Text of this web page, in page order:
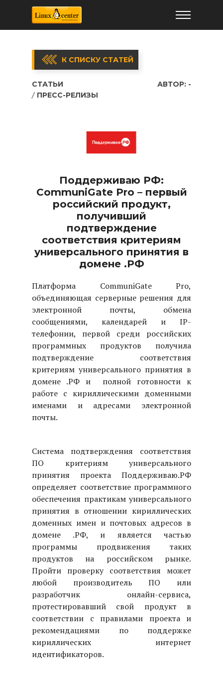
К СПИСКУ СТАТЕЙ
СТАТЬИ
ПРЕСС-РЕЛИЗЫ
АВТОР: -
Поддерживаю РФ:
CommuniGate Pro – первый
российский продукт,
получивший
подтверждение
соответствия критериям
универсального принятия в
домене .РФ
Платформа CommuniGate Pro,
объединяющая серверные решения для
электронной почты, обмена
сообщениями, календарей и IP-
телефонии, первой среди российских
программных продуктов получила
подтверждение соответствия
критериям универсального принятия в
домене .РФ и полной готовности к
работе с кириллическими доменными
именами и адресами электронной
почты.
Система подтверждения соответствия
ПО критериям универсального
принятия проекта Поддерживаю.РФ
определяет соответствие программного
обеспечения практикам универсального
принятия в отношении кириллических
доменных имен и почтовых адресов в
домене .РФ, и является частью
программы продвижения таких
продуктов на российском рынке.
Пройти проверку соответствия может
любой производитель ПО или
разработчик онлайн-сервиса,
протестировавший свой продукт в
соответствии с правилами проекта и
рекомендациями по поддержке
кириллических интернет
идентификаторов.